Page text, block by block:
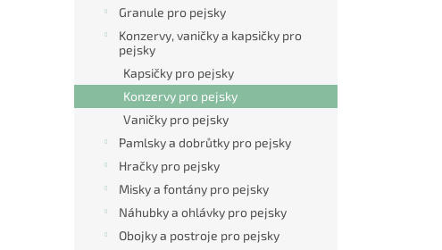
Granule pro pejsky
Konzervy, vaničky a kapsičky pro
pejsky
Kapsičky pro pejsky
Konzervy pro pejsky
Vaničky pro pejsky
Pamlsky a dobrůtky pro pejsky
Hračky pro pejsky
Misky a fontány pro pejsky
Náhubky a ohlávky pro pejsky
Obojky a postroje pro pejsky